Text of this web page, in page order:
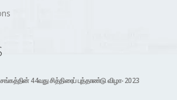
44வது சித்திரைப் புத்தாண்டு விழா- 2023